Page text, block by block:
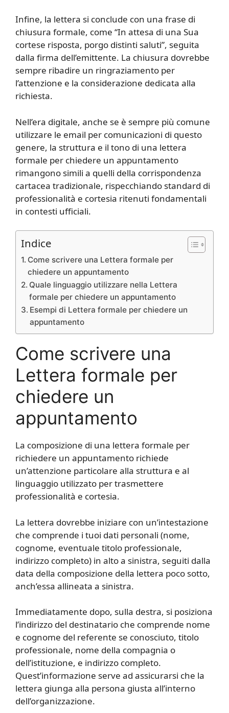
Infine, la lettera si conclude con una frase di
chiusura formale, come “In attesa di una Sua
cortese risposta, porgo distinti saluti”, seguita
dalla firma dell’emittente. La chiusura dovrebbe
sempre ribadire un ringraziamento per
l’attenzione e la considerazione dedicata alla
richiesta.
Nell’era digitale, anche se è sempre più comune
utilizzare le email per comunicazioni di questo
genere, la struttura e il tono di una lettera
formale per chiedere un appuntamento
rimangono simili a quelli della corrispondenza
cartacea tradizionale, rispecchiando standard di
professionalità e cortesia ritenuti fondamentali
in contesti ufficiali.
Indice
Come scrivere una Lettera formale per
chiedere un appuntamento
Quale linguaggio utilizzare nella Lettera
formale per chiedere un appuntamento
Esempi di Lettera formale per chiedere un
appuntamento
Come scrivere una
Lettera formale per
chiedere un
appuntamento
La composizione di una lettera formale per
richiedere un appuntamento richiede
un’attenzione particolare alla struttura e al
linguaggio utilizzato per trasmettere
professionalità e cortesia.
La lettera dovrebbe iniziare con un’intestazione
che comprende i tuoi dati personali (nome,
cognome, eventuale titolo professionale,
indirizzo completo) in alto a sinistra, seguiti dalla
data della composizione della lettera poco sotto,
anch’essa allineata a sinistra.
Immediatamente dopo, sulla destra, si posiziona
l’indirizzo del destinatario che comprende nome
e cognome del referente se conosciuto, titolo
professionale, nome della compagnia o
dell’istituzione, e indirizzo completo.
Quest’informazione serve ad assicurarsi che la
lettera giunga alla persona giusta all’interno
dell’organizzazione.